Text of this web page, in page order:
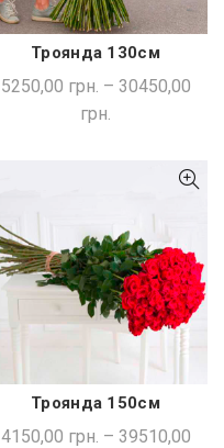
ШВИДКА ПОКУПКА
Троянда 130см
5250,00 грн. – 30450,00
грн.
ШВИДКА ПОКУПКА
Троянда 150см
4150,00 грн. – 39510,00